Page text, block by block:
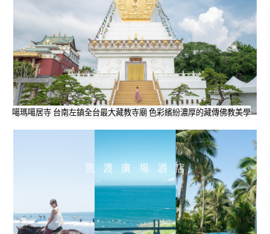
噶瑪噶居寺 台南左鎮全台最大藏教寺廟 色彩繽紛濃厚的藏傳佛教美學